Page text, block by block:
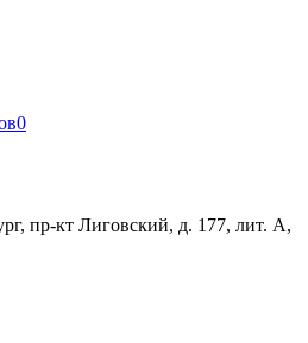
0
пр-кт Лиговский, д. 177, лит. А,